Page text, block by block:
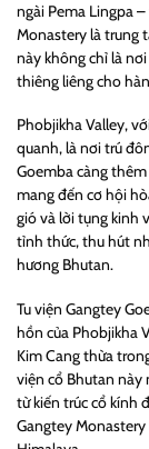
ngài Pema Lingpa
Monastery là trung
này không chỉ là
thiêng liêng cho
Phobjikha Valley,
quanh, là nơi trú
Goemba càng
mang đến cơ hội
gió và lời tụng kinh
tỉnh thức, thu hút
hương Bhutan.
Tu viện Gangtey
hồn của Phobjikha
Kim Cang thừa
viện cổ Bhutan này
từ kiến trúc cổ kính
Gangtey